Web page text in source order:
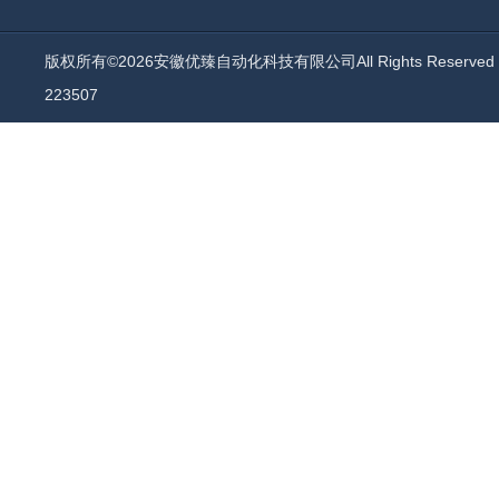
版权所有©2026安徽优臻自动化科技有限公司All Rights
223507